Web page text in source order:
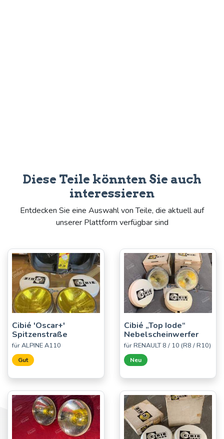
Diese Teile könnten Sie auch
interessieren
Entdecken Sie eine Auswahl von Teile, die aktuell auf
unserer Plattform verfügbar sind
Cibié 'Oscar+'
Spitzenstraße
für ALPINE A110
Gut
Cibié „Top Iode“
Nebelscheinwerfer
für RENAULT 8 / 10 (R8 / R10)
Neu